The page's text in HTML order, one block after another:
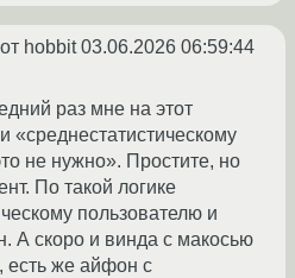
от hobbit03.06.2026 06:59:44
раз мне на этот
«среднестатистическому
не нужно». Простите, но
По такой логике
пользователю и
А скоро и винда с макосью
есть же айфон с